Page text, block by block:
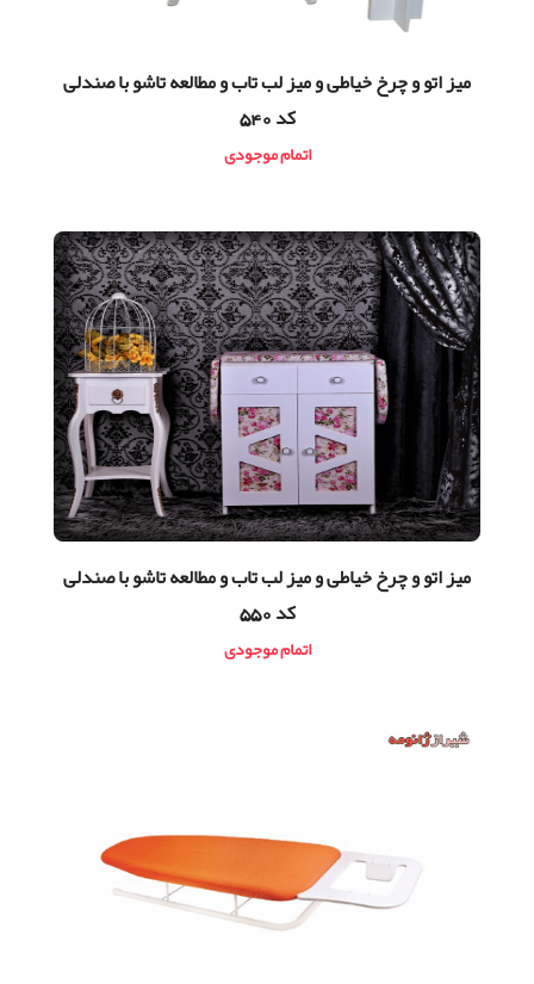
ميز اتو و چرخ خیاطی و میز لب تاب و مطالعه تاشو با صندلی
کد 540
اتمام موجودی
ميز اتو و چرخ خیاطی و میز لب تاب و مطالعه تاشو با صندلی
کد 550
اتمام موجودی